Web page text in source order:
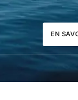
EN